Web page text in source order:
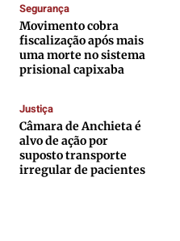
Quem Somos
Expediente
Contato
Termos de Uso
Privacidade
Quem Somos
Expediente
Contato
Termos de Uso
Privacidade
Quem Somos
Expediente
Contato
Termos de Uso
Privacidade
Quem Somos
Expediente
Contato
Termos de Uso
Privacidade
Segurança
Movimento cobra
fiscalização após mais
uma morte no sistema
prisional capixaba
Justiça
Câmara de Anchieta é
alvo de ação por
suposto transporte
irregular de pacientes